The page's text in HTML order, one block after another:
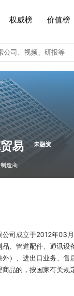
权威榜 价值榜
易 未融资
造商
司成立于2012年03
、管道配件、通讯
）、进出口业务、售
品的，按国家有关规